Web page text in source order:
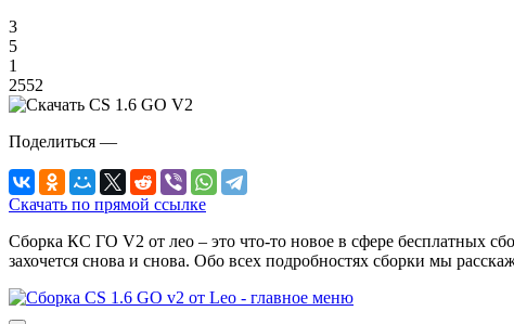
3
5
1
2552
Поделиться —
Скачать по прямой ссылке
Сборка КС ГО V2 от лео – это что-то новое в сфере бесплатных
захочется снова и снова. Обо всех подробностях сборки мы